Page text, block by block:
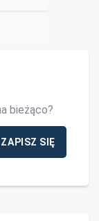
bieżąco?